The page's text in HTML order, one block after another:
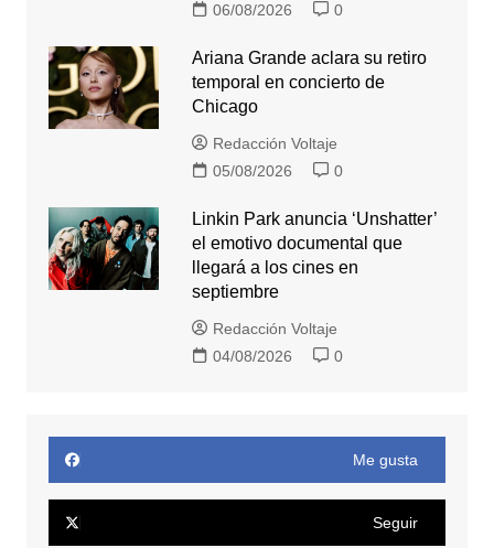
06/08/2026
0
Ariana Grande aclara su retiro
temporal en concierto de
Chicago
Redacción Voltaje
05/08/2026
0
Linkin Park anuncia ‘Unshatter’
el emotivo documental que
llegará a los cines en
septiembre
Redacción Voltaje
04/08/2026
0
Me gusta
Seguir